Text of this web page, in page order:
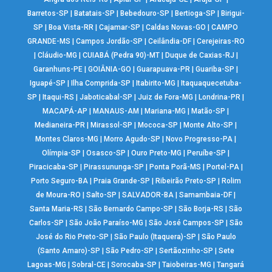
Barretos-SP | Batatais-SP | Bebedouro-SP | Bertioga-SP | Birigui-
SP |Boa Vista-RR |Cajamar-SP |Caldas Novas-GO |CAMPO
GRANDE-MS | Campos Jordão-SP | Ceilândia-DF| Cerejeiras-RO
| Cláudio-MG | CUIABÁ (Pedra 90)-MT| Duque de Caxias-RJ |
Garanhuns-PE |GOIÂNIA-GO |Guarapuava-PR |Guariba-SP |
Iguapé-SP |Ilha Comprida-SP |Itabirito-MG |Itaquaquecetuba-
SP |Itaqui-RS |Jaboticabal-SP |Juiz de Fora-MG |Londrina-PR |
MACAPÁ-AP |MANAUS-AM |Mariana-MG |Matão-SP |
Medianeira-PR |Mirassol-SP |Mococa-SP |Monte Alto-SP |
Montes Claros-MG |Morro Agudo-SP |Novo Progresso-PA |
Olímpia-SP |Osasco-SP |Ouro Preto-MG |Peruíbe-SP |
Piracicaba-SP | Pirassununga-SP | Ponta Porã-MS | Portel-PA|
Porto Seguro-BA| Praia Grande-SP | Ribeirão Preto-SP | Rolim
de Moura-RO |Salto-SP |SALVADOR-BA |Samambaia-DF |
Santa Maria-RS | São Bernardo Campo-SP | São Borja-RS | São
Carlos-SP | São João Paraíso-MG | São José Campos-SP | São
José do Rio Preto-SP | São Paulo (Itaquera)-SP | São Paulo
(Santo Amaro)-SP | São Pedro-SP | Sertãozinho-SP | Sete
Lagoas-MG |Sobral-CE |Sorocaba-SP |Taiobeiras-MG |Tangará